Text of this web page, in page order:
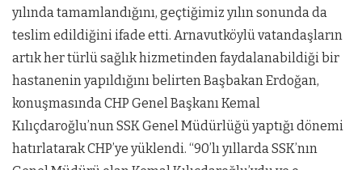
yılında tamamlandığını, geçtiğimiz yılın sonunda da
teslim edildiğini ifade etti. Arnavutköylü vatandaşların
artık her türlü sağlık hizmetinden faydalanabildiği bir
hastanenin yapıldığını belirten Başbakan Erdoğan,
konuşmasında CHP Genel Başkanı Kemal
Kılıçdaroğlu’nun SSK Genel Müdürlüğü yaptığı dönemi
hatırlatarak CHP’ye yüklendi. “90’lı yıllarda SSK’nın